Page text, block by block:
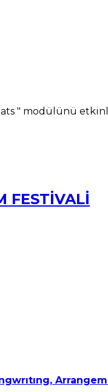
" modülünü
FESTİVALİ